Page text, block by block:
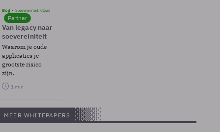
Blog Soevereinteit, Cloud
Partner
Van legacy naar
soevereiniteit
Waarom je oude
applicaties je
grootste risico
zijn.
1 min
MEER WHITEPAPERS